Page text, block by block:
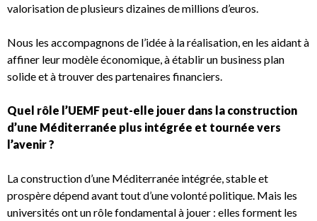
valorisation de plusieurs dizaines de millions d’euros.
Nous les accompagnons de l’idée à la réalisation, en les aidant à
affiner leur modèle économique, à établir un business plan
solide et à trouver des partenaires financiers.
Quel rôle l’UEMF peut-elle jouer dans la construction
d’une Méditerranée plus intégrée et tournée vers
l’avenir ?
La construction d’une Méditerranée intégrée, stable et
prospère dépend avant tout d’une volonté politique. Mais les
universités ont un rôle fondamental à jouer : elles forment les